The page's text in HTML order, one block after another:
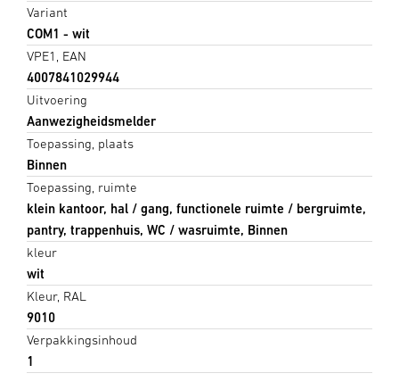
Variant
COM1 - wit
VPE1, EAN
4007841029944
Uitvoering
Aanwezigheidsmelder
Toepassing, plaats
Binnen
Toepassing, ruimte
klein kantoor, hal / gang, functionele ruimte / bergruimte,
pantry, trappenhuis, WC / wasruimte, Binnen
kleur
wit
Kleur, RAL
9010
Verpakkingsinhoud
1